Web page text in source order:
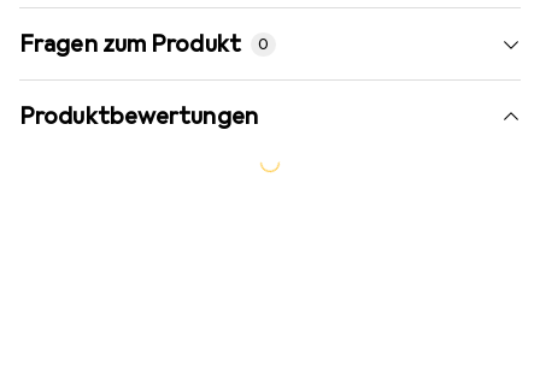
Fragen zum Produkt 0
Produktbewertungen